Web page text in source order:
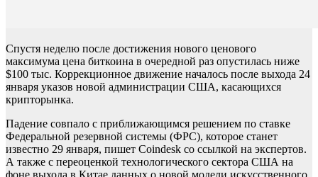
Спустя неделю после достижения нового ценового
максимума цена биткоина в очередной раз опустилась ниже
$100 тыс. Коррекционное движение началось после выхода 24
января указов новой администрации США, касающихся
крипторынка.
Падение совпало с приближающимся решением по ставке
Федеральной резервной системы (ФРС), которое станет
известно 29 января, пишет Coindesk со ссылкой на экспертов.
А также с переоценкой технологического сектора США на